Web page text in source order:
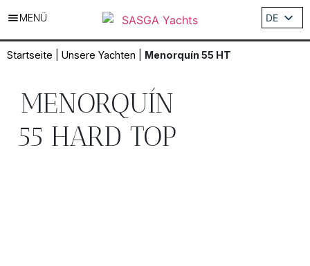
MENÜ
DE
ES
Startseite Unsere Yachten Menorquín 55 HT
MENORQUÍN
55 HARD TOP